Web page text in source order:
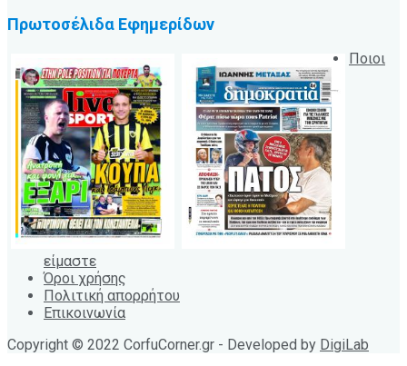
Πρωτοσέλιδα Εφημερίδων
Ποιοι
είμαστε
Όροι χρήσης
Πολιτική απορρήτου
Επικοινωνία
Copyright © 2022 CorfuCorner.gr - Developed by DigiLab